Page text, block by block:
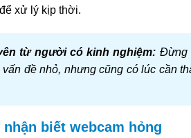
xử lý kịp thời.
từ người có kinh nghiệm: Đừng
đề nhỏ, nhưng cũng có lúc cần
nhận biết webcam hỏng